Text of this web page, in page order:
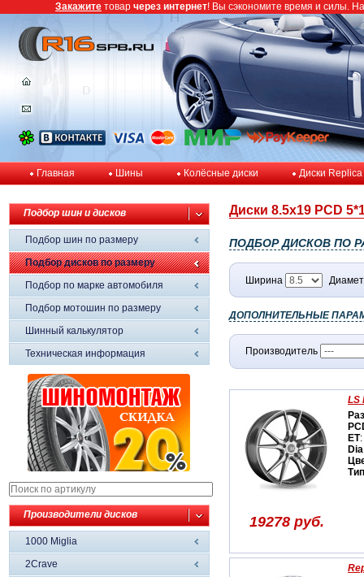
Главная Шины Колёсные диски Диски Replica
Подбор шин и дисков
Подбор шин по размеру
Подбор дисков по размеру
Подбор по марке автомобиля
Подбор мотошин по размеру
Шинный калькулятор
Техническая информация
Производители дисков
1000 Miglia
2Crave
Диски 8.5x19 PCD
ПОДБОР ДИСКОВ ПО
Ширина
ДОПОЛНИТЕЛЬНЫЕ
Производитель
LS
ET
Dia
Тип
19278 руб.
Закажите товар через интернет! Вы сэкономите время и силы.